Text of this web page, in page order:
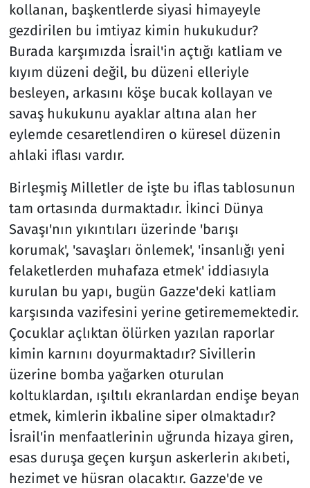
kollanan, başkentlerde siyasi himayeyle
gezdirilen bu imtiyaz kimin hukukudur?
Burada karşımızda İsrail'in açtığı katliam ve
kıyım düzeni değil, bu düzeni elleriyle
besleyen, arkasını köşe bucak kollayan ve
savaş hukukunu ayaklar altına alan her
eylemde cesaretlendiren o küresel düzenin
ahlaki iflası vardır.
Birleşmiş Milletler de işte bu iflas tablosunun
tam ortasında durmaktadır. İkinci Dünya
Savaşı'nın yıkıntıları üzerinde 'barışı
korumak', 'savaşları önlemek', 'insanlığı yeni
felaketlerden muhafaza etmek' iddiasıyla
kurulan bu yapı, bugün Gazze'deki katliam
karşısında vazifesini yerine getirememektedir.
Çocuklar açlıktan ölürken yazılan raporlar
kimin karnını doyurmaktadır? Sivillerin
üzerine bomba yağarken oturulan
koltuklardan, ışıltılı ekranlardan endişe beyan
etmek, kimlerin ikbaline siper olmaktadır?
İsrail'in menfaatlerinin uğrunda hizaya giren,
esas duruşa geçen kurşun askerlerin akıbeti,
hezimet ve hüsran olacaktır. Gazze'de ve